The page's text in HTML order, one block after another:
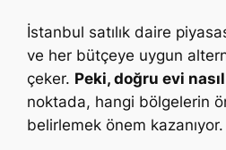
İstanbul satılık daire
ve her bütçeye uygun
çeker. Peki, doğru evi
noktada, hangi bölgelerin
belirlemek önem kazanıyor.